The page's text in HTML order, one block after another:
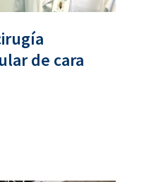
de cara